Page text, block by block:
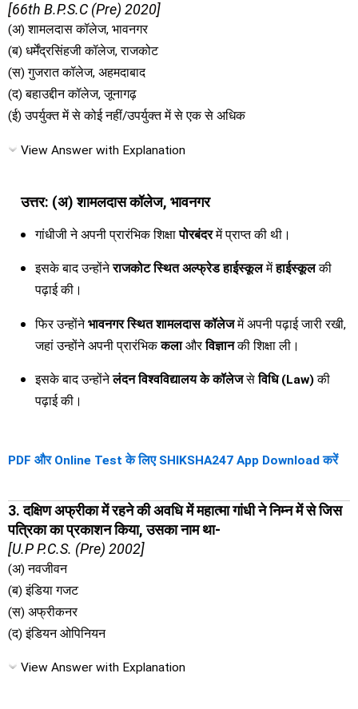
[66th B.P.S.C (Pre) 2020]
(अ) शामलदास कॉलेज, भावनगर
(ब) धर्मेंद्रसिंहजी कॉलेज, राजकोट
(स) गुजरात कॉलेज, अहमदाबाद
(द) बहाउद्दीन कॉलेज, जूनागढ़
(ई) उपर्युक्त में से कोई नहीं/उपर्युक्त में से एक से अधिक
View Answer with Explanation
उत्तर: (अ) शामलदास कॉलेज, भावनगर
गांधीजी ने अपनी प्रारंभिक शिक्षापोरबंदरमें प्राप्त की थी।
इसके बाद उन्होंनेराजकोट स्थित अल्फ्रेड हाईस्कूलमेंहाईस्कूलकी
पढ़ाई की।
फिर उन्होंनेभावनगर स्थित शामलदास कॉलेजमें अपनी पढ़ाई जारी रखी,
जहां उन्होंने अपनी प्रारंभिककलाऔरविज्ञानकी शिक्षा ली।
इसके बाद उन्होंनेलंदन विश्वविद्यालय के कॉलेजसेविधि (Law)की
पढ़ाई की।
PDF और Online Test के लिए SHIKSHA247 App Download करें
3. दक्षिण अफ्रीका में रहने की अवधि में महात्मा गांधी ने निम्न में से जिस
पत्रिका का प्रकाशन किया, उसका नाम था-
[U.P P.C.S. (Pre) 2002]
(अ) नवजीवन
(ब) इंडिया गजट
(स) अफ्रीकनर
(द) इंडियन ओपिनियन
View Answer with Explanation